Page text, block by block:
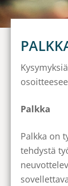
Palkka
Palkka on
tehdystä